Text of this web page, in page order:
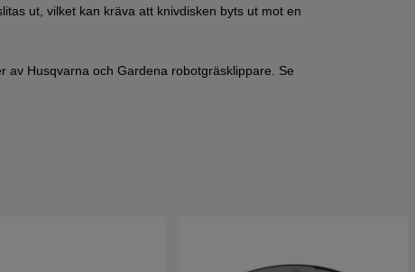
ut, vilket kan kräva att knivdisken byts ut mot en
av Husqvarna och Gardena robotgräsklippare. Se